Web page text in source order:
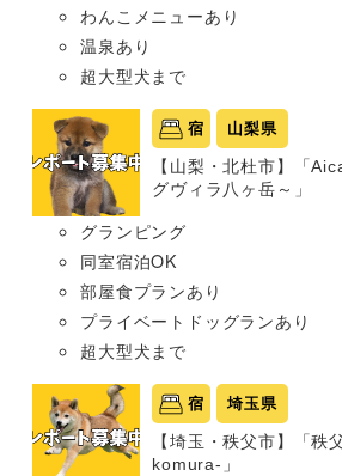
わんこメニューあり
温泉あり
超大型犬まで
宿 山梨県
【山梨・北杜市】「
グヴィラ八ヶ岳～」
グランピング
同室宿泊OK
部屋食プランあり
プライベートドッグランあり
超大型犬まで
宿 埼玉県
【埼玉・秩父市】「秩
komura-」